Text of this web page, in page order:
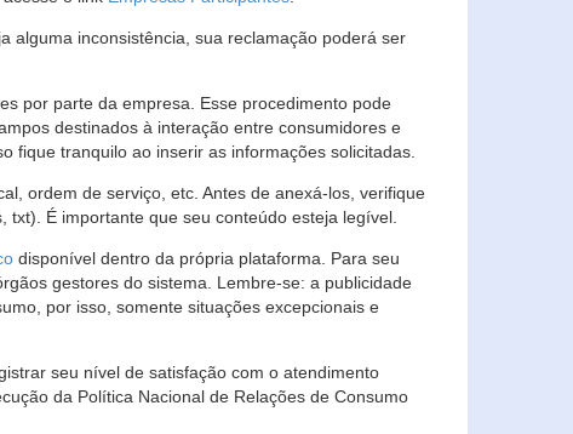
alguma inconsistência, sua reclamação poderá ser
por parte da empresa. Esse procedimento pode
destinados à interação entre consumidores e
fique tranquilo ao inserir as informações solicitadas.
ordem de serviço, etc. Antes de anexá-los, verifique
É importante que seu conteúdo esteja legível.
disponível dentro da própria plataforma. Para seu
gestores do sistema. Lembre-se: a publicidade
por isso, somente situações excepcionais e
seu nível de satisfação com o atendimento
da Política Nacional de Relações de Consumo